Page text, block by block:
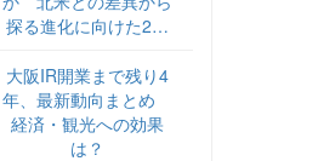
探る進化に向けた2ス
海外DMOのリアル
vol.6】
大阪IR開業まで残り4
年、最新動向まとめ
経済・観光への効果
は？